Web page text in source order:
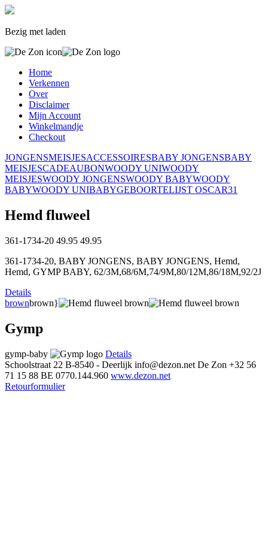
Bezig met laden
Home
Verkennen
Over
Disclaimer
Mijn Account
Winkelmandje
Checkout
JONGENSMEISJESACCESSOIRESBABY JONGENSBABY
MEISJESCADEAUBONWOODY UNIWOODY
MEISJESWOODY JONGENSWOODY BABYWOODY
BABYWOODY UNIBABYGEBOORTELIJST OSCAR31
Hemd fluweel
361-1734-20 49.95 49.95
361-1734-20, BABY JONGENS, BABY JONGENS, Hemd,
Hemd, GYMP BABY, 62/3M,68/6M,74/9M,80/12M,86/18M,92/2J
Details
brownbrown}
Gymp
gymp-baby
Details
Schoolstraat 22 B-8540 - Deerlijk info@dezon.net De Zon +32 56
71 15 88 BE 0770.144.960 www.dezon.net
Retourformulier